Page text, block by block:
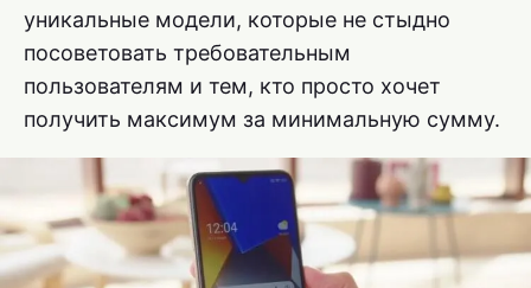
уникальные модели, которые не стыдно
посоветовать требовательным
пользователям и тем, кто просто хочет
получить максимум за минимальную сумму.